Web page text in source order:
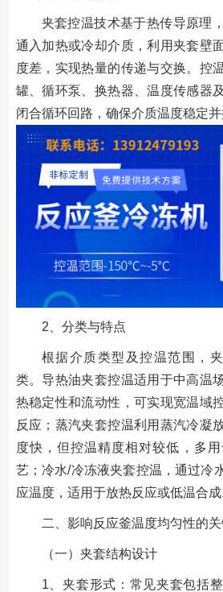
夹套控温技术基于热传导原理
通入加热或冷却介质，利用夹套壁
度差，实现热量的传递与交换。控
罐、循环泵、换热器、温度传感器
闭合循环回路，确保介质温度稳定并
2、分类与特点
根据介质类型及控温范围，
类。导热油夹套控温适用于中高温
热稳定性和流动性，可实现宽温域
反应；蒸汽夹套控温利用蒸汽冷凝
度快，但控温精度相对较低，多
艺；冷水/冷冻液夹套控温，通过冷
应温度，适用于放热反应或低温合成
二、影响反应釜温度均匀性的
（一）夹套结构设计
1、夹套形式：常见夹套包括